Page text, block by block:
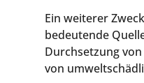
Ein weiterer
bedeutende
Durchsetzung
von